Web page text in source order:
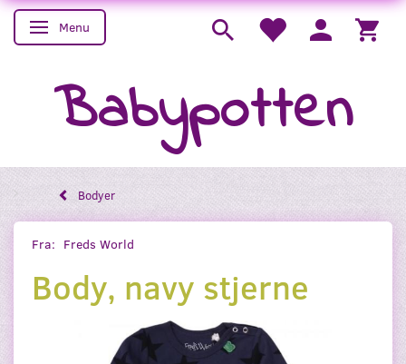
Skifte navigation
Menu
Babypotten
Bodyer
Fra: Freds World
Body, navy stjerne